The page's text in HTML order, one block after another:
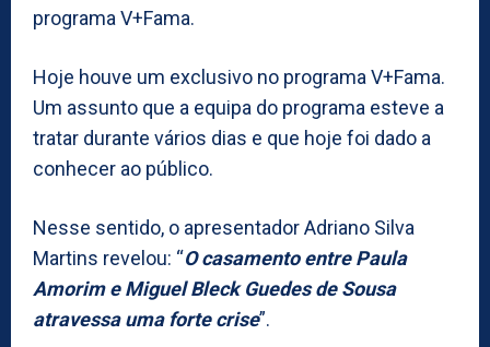
programa V+Fama.
Hoje houve um exclusivo no programa V+Fama.
Um assunto que a equipa do programa esteve a
tratar durante vários dias e que hoje foi dado a
conhecer ao público.
Nesse sentido, o apresentador Adriano Silva
Martins revelou: “O casamento entre Paula
Amorim e Miguel Bleck Guedes de Sousa
atravessa uma forte crise”.